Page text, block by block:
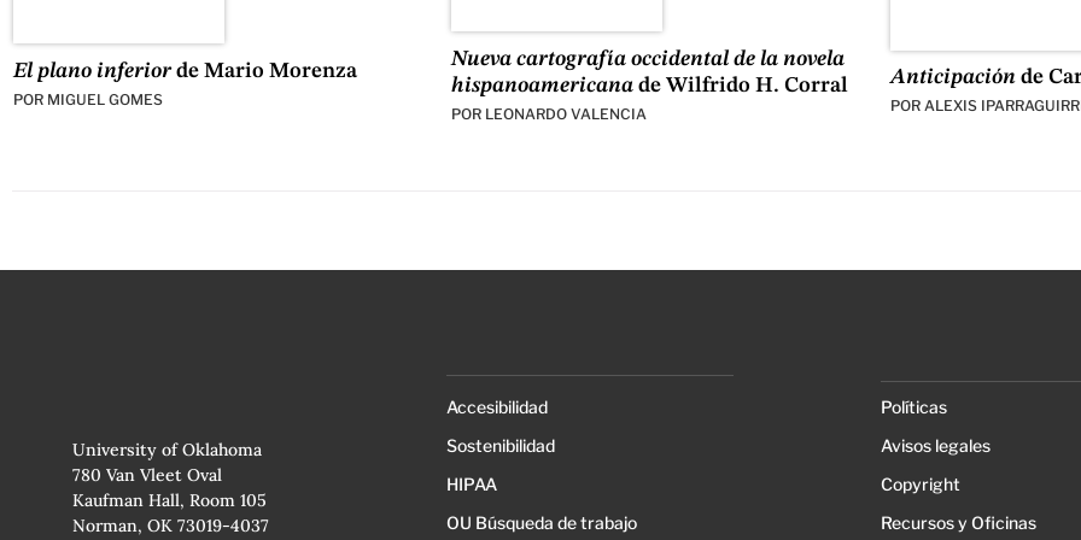
El plano inferiorde Mario Morenza
POR MIGUEL GOMES
Nueva cartografía occidental de la novela
hispanoamericana de Wilfrido H. Corral
POR LEONARDO VALENCIA
Anticipaciónde
POR ALEXIS
University of Oklahoma
780 Van Vleet Oval
Kaufman Hall, Room 105
Norman, OK 73019-4037
Accesibilidad
Sostenibilidad
HIPAA
OU Búsqueda de trabajo
Políticas
Avisos legales
Copyright
Recursos y Oficinas